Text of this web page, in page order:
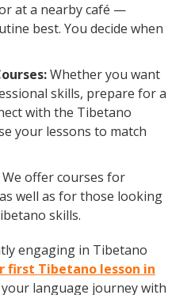
at a nearby café —
best. You decide when
Whether you want
skills, prepare for a
with the Tibetano
your lessons to match
We offer courses for
well as for those looking
skills.
engaging in Tibetano
first Tibetano lesson in
language journey with